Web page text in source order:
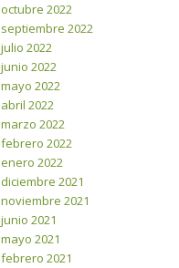
octubre 2022
septiembre 2022
julio 2022
junio 2022
mayo 2022
abril 2022
marzo 2022
febrero 2022
enero 2022
diciembre 2021
noviembre 2021
junio 2021
mayo 2021
febrero 2021